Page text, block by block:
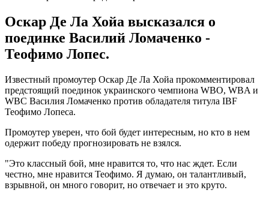
Оскар Де Ла Хойа высказался о
поединке Василий Ломаченко -
Теофимо Лопес.
Известный промоутер Оскар Де Ла Хойа прокомментировал
предстоящий поединок украинского чемпиона WBO, WBA и
WBC Василия Ломаченко против обладателя титула IBF
Теофимо Лопеса.
Промоутер уверен, что бой будет интересным, но кто в нем
одержит победу прогнозировать не взялся.
"Это классный бой, мне нравится то, что нас ждет. Если
честно, мне нравится Теофимо. Я думаю, он талантливый,
взрывной, он много говорит, но отвечает и это круто.